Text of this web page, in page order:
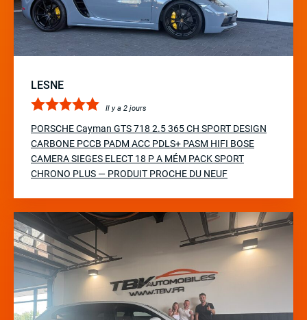
LESNE
Il y a 2 jours
PORSCHE Cayman GTS 718 2.5 365 CH SPORT DESIGN
CARBONE PCCB PADM ACC PDLS+ PASM HIFI BOSE
CAMERA SIEGES ELECT 18 P A MÉM PACK SPORT
CHRONO PLUS — PRODUIT PROCHE DU NEUF